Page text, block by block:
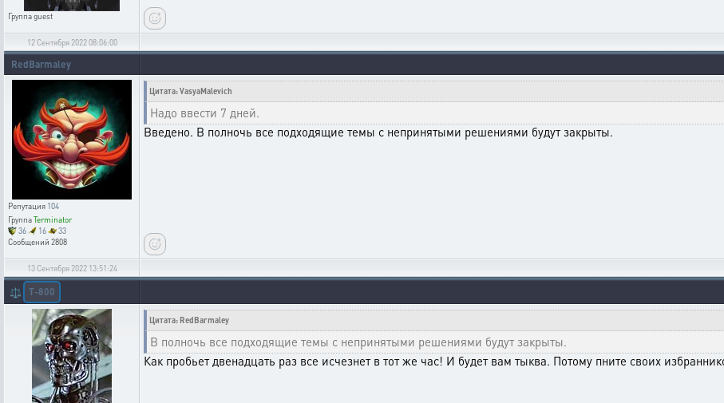
Группаguest
12 Сентября 2022 08:06:00
RedBarmaley
Репутация 104
ГруппаTerminator
36
16
33
Сообщений 2808
Цитата: VasyaMalevich
Надо ввести 7 дней.
Введено. В полночь все подходящие темы с непринятыми решениями будут закрыты.
13 Сентября 2022 13:51:24
⚖️ T-800
Цитата: RedBarmaley
В полночь все подходящие темы с непринятыми решениями будут закрыты.
Как пробьет двенадцать раз все исчезнет в тот же час! И будет вам тыква. Потому пните своих